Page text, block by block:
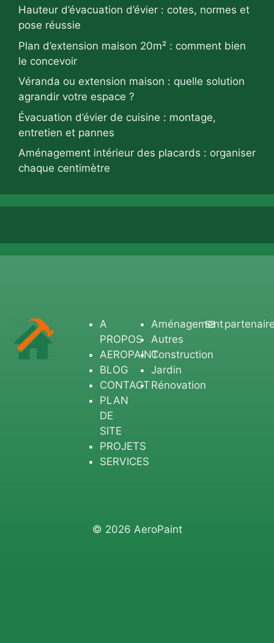
Hauteur d’évacuation d’évier : cotes, normes et
pose réussie
Plan d’extension maison 20m² : comment bien
le concevoir
Véranda ou extension maison : quelle solution
agrandir votre espace ?
Évacuation d’évier de cuisine : montage,
entretien et pannes
Aménagement intérieur des placards : organiser
chaque centimètre
A
PROPOS
AEROPAINT
BLOG
CONTACT
PLAN
DE
SITE
PROJETS
SERVICES
Aménagement
Autres
Construction
Jardin
Rénovation
© 2026 AeroPaint